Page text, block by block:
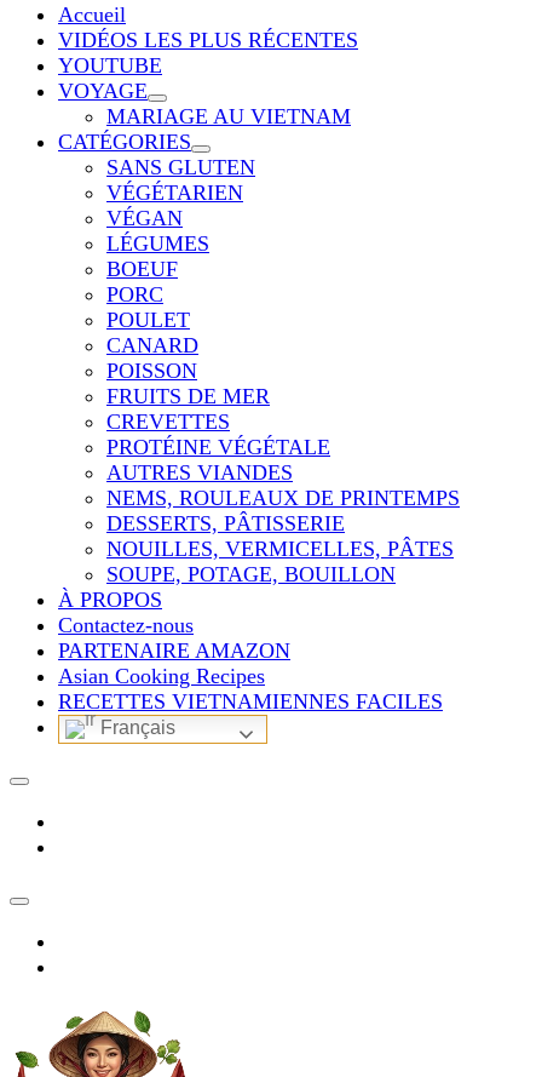
Accueil
VIDÉOS LES PLUS RÉCENTES
YOUTUBE
VOYAGE
MARIAGE AU VIETNAM
CATÉGORIES
SANS GLUTEN
VÉGÉTARIEN
VÉGAN
LÉGUMES
BOEUF
PORC
POULET
CANARD
POISSON
FRUITS DE MER
CREVETTES
PROTÉINE VÉGÉTALE
AUTRES VIANDES
NEMS, ROULEAUX DE PRINTEMPS
DESSERTS, PÂTISSERIE
NOUILLES, VERMICELLES, PÂTES
SOUPE, POTAGE, BOUILLON
À PROPOS
Contactez-nous
PARTENAIRE AMAZON
Asian Cooking Recipes
RECETTES VIETNAMIENNES FACILES
Français